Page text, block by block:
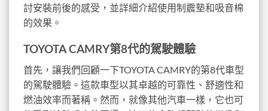
討安裝前後的感受，並詳細介紹使用制震墊和吸音棉
的效果。
TOYOTA CAMRY第8代的駕駛體驗
首先，讓我們回顧一下TOYOTA CAMRY的第8代車型
的駕駛體驗。這款車型以其卓越的可靠性、舒適性和
燃油效率而著稱。然而，就像其他汽車一樣，它也可